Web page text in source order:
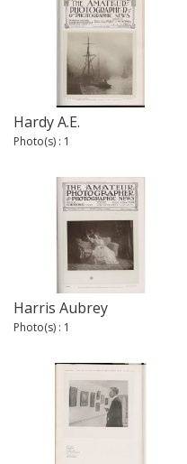
Hardy A.E.
Photo(s) : 1
Harris Aubrey
Photo(s) : 1